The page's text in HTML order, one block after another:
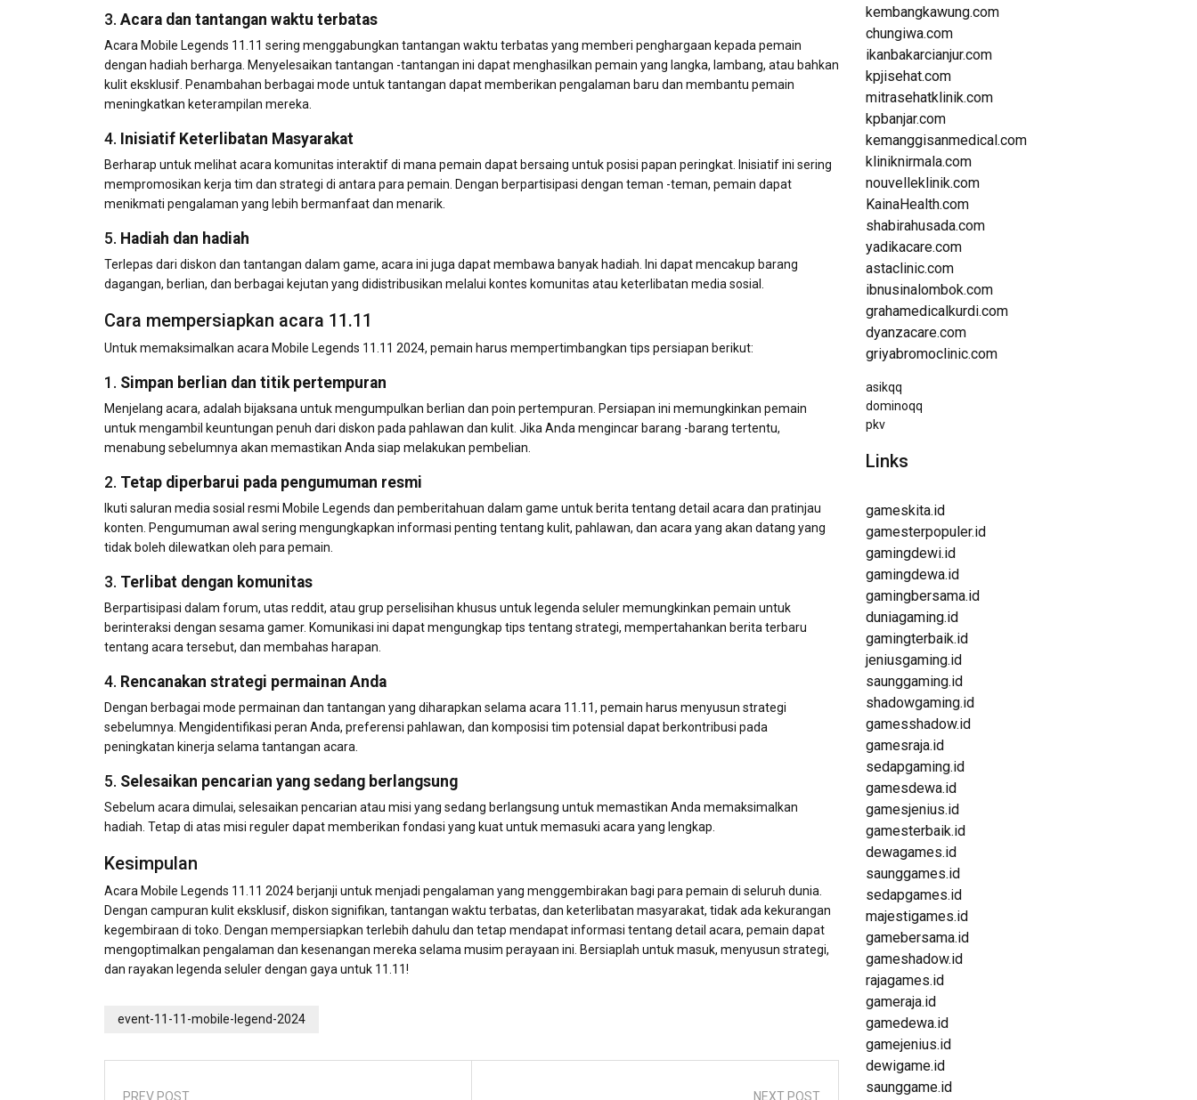
3. Acara dan tantangan waktu terbatas
Acara Mobile Legends 11.11 sering menggabungkan tantangan waktu terbatas yang memberi penghargaan kepada pemain
dengan hadiah berharga. Menyelesaikan tantangan -tantangan ini dapat menghasilkan pemain yang langka, lambang, atau bahkan
kulit eksklusif. Penambahan berbagai mode untuk tantangan dapat memberikan pengalaman baru dan membantu pemain
meningkatkan keterampilan mereka.
4. Inisiatif Keterlibatan Masyarakat
Berharap untuk melihat acara komunitas interaktif di mana pemain dapat bersaing untuk posisi papan peringkat. Inisiatif ini sering
mempromosikan kerja tim dan strategi di antara para pemain. Dengan berpartisipasi dengan teman -teman, pemain dapat
menikmati pengalaman yang lebih bermanfaat dan menarik.
5. Hadiah dan hadiah
Terlepas dari diskon dan tantangan dalam game, acara ini juga dapat membawa banyak hadiah. Ini dapat mencakup barang
dagangan, berlian, dan berbagai kejutan yang didistribusikan melalui kontes komunitas atau keterlibatan media sosial.
Cara mempersiapkan acara 11.11
Untuk memaksimalkan acara Mobile Legends 11.11 2024, pemain harus mempertimbangkan tips persiapan berikut:
1. Simpan berlian dan titik pertempuran
Menjelang acara, adalah bijaksana untuk mengumpulkan berlian dan poin pertempuran. Persiapan ini memungkinkan pemain
untuk mengambil keuntungan penuh dari diskon pada pahlawan dan kulit. Jika Anda mengincar barang -barang tertentu,
menabung sebelumnya akan memastikan Anda siap melakukan pembelian.
2. Tetap diperbarui pada pengumuman resmi
Ikuti saluran media sosial resmi Mobile Legends dan pemberitahuan dalam game untuk berita tentang detail acara dan pratinjau
konten. Pengumuman awal sering mengungkapkan informasi penting tentang kulit, pahlawan, dan acara yang akan datang yang
tidak boleh dilewatkan oleh para pemain.
3. Terlibat dengan komunitas
Berpartisipasi dalam forum, utas reddit, atau grup perselisihan khusus untuk legenda seluler memungkinkan pemain untuk
berinteraksi dengan sesama gamer. Komunikasi ini dapat mengungkap tips tentang strategi, mempertahankan berita terbaru
tentang acara tersebut, dan membahas harapan.
4. Rencanakan strategi permainan Anda
Dengan berbagai mode permainan dan tantangan yang diharapkan selama acara 11.11, pemain harus menyusun strategi
sebelumnya. Mengidentifikasi peran Anda, preferensi pahlawan, dan komposisi tim potensial dapat berkontribusi pada
peningkatan kinerja selama tantangan acara.
5. Selesaikan pencarian yang sedang berlangsung
Sebelum acara dimulai, selesaikan pencarian atau misi yang sedang berlangsung untuk memastikan Anda memaksimalkan
hadiah. Tetap di atas misi reguler dapat memberikan fondasi yang kuat untuk memasuki acara yang lengkap.
Kesimpulan
Acara Mobile Legends 11.11 2024 berjanji untuk menjadi pengalaman yang menggembirakan bagi para pemain di seluruh dunia.
Dengan campuran kulit eksklusif, diskon signifikan, tantangan waktu terbatas, dan keterlibatan masyarakat, tidak ada kekurangan
kegembiraan di toko. Dengan mempersiapkan terlebih dahulu dan tetap mendapat informasi tentang detail acara, pemain dapat
mengoptimalkan pengalaman dan kesenangan mereka selama musim perayaan ini. Bersiaplah untuk masuk, menyusun strategi,
dan rayakan legenda seluler dengan gaya untuk 11.11!
event-11-11-mobile-legend-2024
PREV POST NEXT POST
kembangkawung.com
chungiwa.com
ikanbakarcianjur.com
kpjisehat.com
mitrasehatklinik.com
kpbanjar.com
kemanggisanmedical.com
kliniknirmala.com
nouvelleklinik.com
KainaHealth.com
shabirahusada.com
yadikacare.com
astaclinic.com
ibnusinalombok.com
grahamedicalkurdi.com
dyanzacare.com
griyabromoclinic.com
asikqq
dominoqq
pkv
Links
gameskita.id
gamesterpopuler.id
gamingdewi.id
gamingdewa.id
gamingbersama.id
duniagaming.id
gamingterbaik.id
jeniusgaming.id
saunggaming.id
shadowgaming.id
gamesshadow.id
gamesraja.id
sedapgaming.id
gamesdewa.id
gamesjenius.id
gamesterbaik.id
dewagames.id
saunggames.id
sedapgames.id
majestigames.id
gamebersama.id
gameshadow.id
rajagames.id
gameraja.id
gamedewa.id
gamejenius.id
dewigame.id
saunggame.id